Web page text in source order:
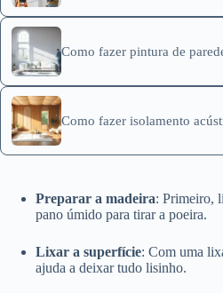
Como fazer pintura de
Como fazer isolamento
Preparar a madeira: Primeiro,
pano úmido para tirar a poeira.
Lixar a superfície: Com uma
ajuda a deixar tudo lisinho.